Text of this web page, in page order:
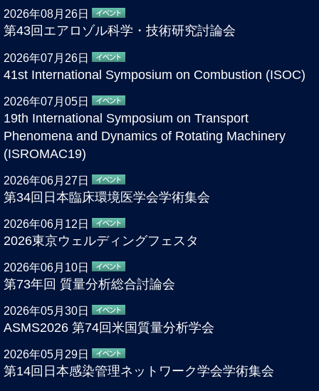
2026年08月26日
第43回エアロゾル科学・技術研究討論会
2026年07月26日
41st International Symposium on Combustion (ISOC)
2026年07月05日
19th International Symposium on Transport
Phenomena and Dynamics of Rotating Machinery
(ISROMAC19)
2026年06月27日
第34回日本臨床環境医学会学術集会
2026年06月12日
2026東京ウェルディングフェスタ
2026年06月10日
第73年回 質量分析総合討論会
2026年05月30日
ASMS2026 第74回米国質量分析学会
2026年05月29日
第14回日本感染管理ネットワーク学会学術集会